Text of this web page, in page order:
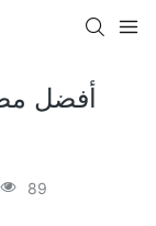
أفضل
89